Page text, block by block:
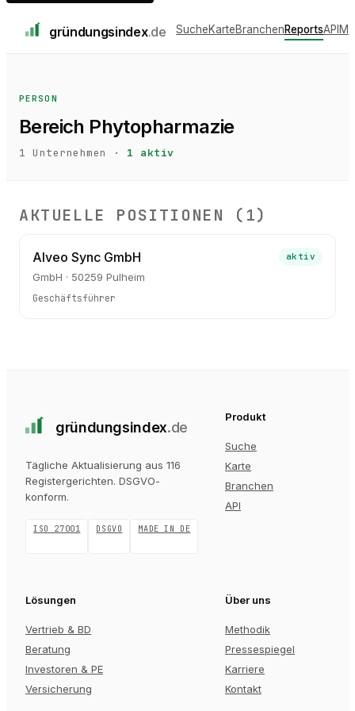
gründungsindex.de SucheKarteBranchenReportsAPI
PERSON
Bereich Phytopharmazie
1 Unternehmen · 1 aktiv
AKTUELLE POSITIONEN ( 1)
Alveo Sync GmbH
GmbH · 50259 Pulheim
aktiv
Geschäftsführer
gründungsindex.de
Tägliche Aktualisierung aus 116
Registergerichten. DSGVO-
konform.
ISO 27001 DSGVO MADE IN DE
Produkt
Suche
Karte
Branchen
API
Lösungen
Vertrieb & BD
Beratung
Investoren & PE
Versicherung
Über uns
Methodik
Pressespiegel
Karriere
Kontakt